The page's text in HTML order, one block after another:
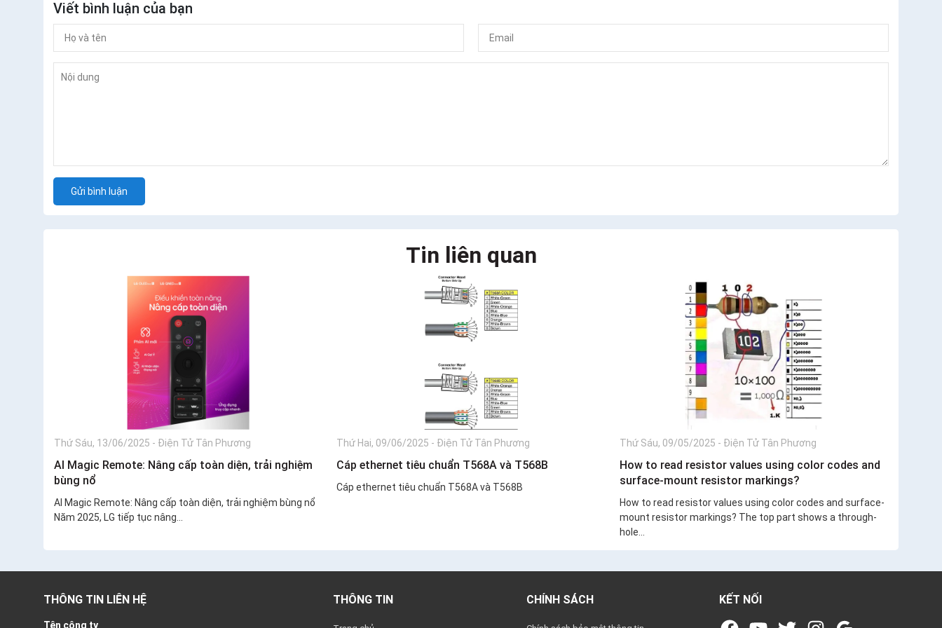
Viết bình luận của bạn
Gửi bình luận
Tin liên quan
Thứ Sáu, 13/06/2025 - Điện Tử Tân Phương
AI Magic Remote: Nâng cấp toàn diện, trải nghiệm
bùng nổ
AI Magic Remote: Nâng cấp toàn diện, trải nghiệm bùng nổ
Năm 2025, LG tiếp tục nâng...
Thứ Hai, 09/06/2025 - Điện Tử Tân Phương
Cáp ethernet tiêu chuẩn T568A và T568B
Cáp ethernet tiêu chuẩn T568A và T568B
Thứ Sáu, 09/05/2025 - Điện Tử Tân Phương
How to read resistor values using color codes and
surface-mount resistor markings?
How to read resistor values using color codes and surface-
mount resistor markings? The top part shows a through-
hole...
THÔNG TIN LIÊN HỆ
Tên công ty
THÔNG TIN CHÍNH SÁCH KẾT NỐI